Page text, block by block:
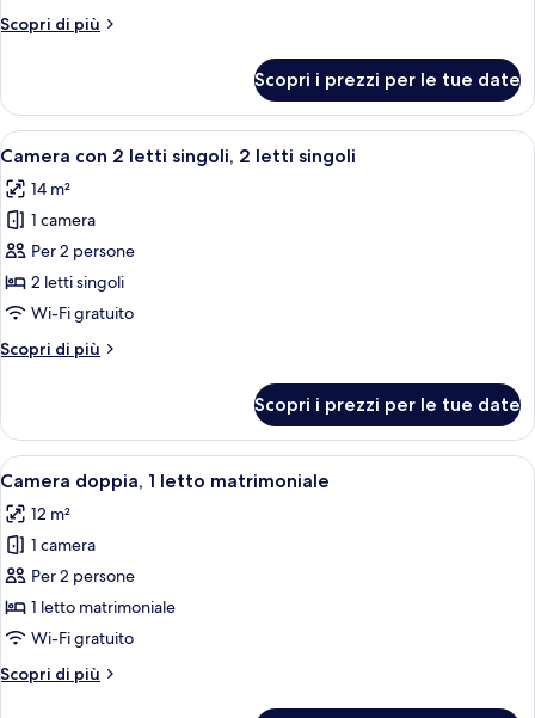
Scopri di più
Altri
quadrupla
Scopri i prezzi per le tue date
Apri
tutte
le
foto
per
Camera
con
letti
letti
singoli
Camera d'albergo con due letti
8
Camera con 2 letti singoli, 2 letti singoli
14 m²
1 camera
Per 2 persone
2 letti singoli
Wi-Fi gratuito
Scopri di più
Altri
con
letti
2
letti
singoli
Scopri i prezzi per le tue date
Apri
tutte
le
foto
per
Camera
doppia,
letto
Una camera d'albergo con un letto,
8
Camera doppia, 1 letto matrimoniale
12 m²
1 camera
Per 2 persone
1 letto matrimoniale
Wi-Fi gratuito
Scopri di più
Altri